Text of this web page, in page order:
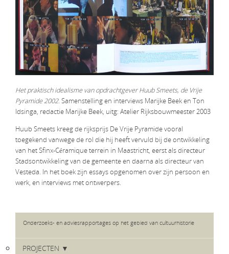
Het praktisch idealisme van opdrachtgever Huub Smeets, de Vrije
Pyramide 2002. Samenstelling en interviews Marijke Beek en Ton
Idsinga, redactie Marijke Beek, uitg: Atelier Rijksbouwmeester 2003
Huub Smeets kreeg de rijksprijs De Vrije Pyramide vooral
toegekend vanwege de rol die hij heeft vervuld bij de ontwikkeling
van het Sfinx-Céramique terrein in Maastricht, eerst als directeur
Stadsontwikkeling van de gemeente en daarna als directeur van
Vesteda. In het boek zijn essays opgenomen over zijn persoon en
werk, en interviews met ontwerpers.
Onderzoeks- en adviesrapportages op het gebied van cultuurhistorie
PROJECTEN ▼